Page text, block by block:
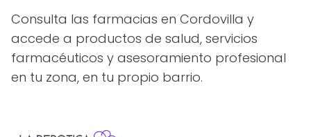
Consulta las farmacias en Cordovilla y
accede a productos de salud, servicios
farmacéuticos y asesoramiento profesional
en tu zona, en tu propio barrio.